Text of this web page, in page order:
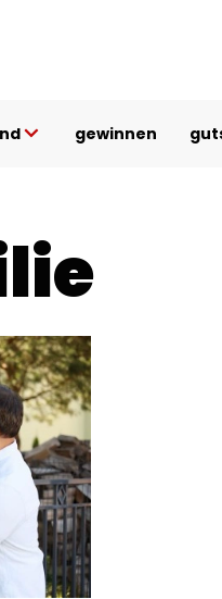
gewinnen